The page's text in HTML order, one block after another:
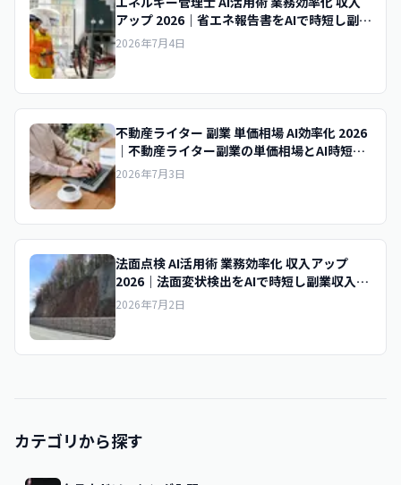
アップ 2026｜省エネ報告書をAIで時短し副業
収入を底上げする実践術
2026年7月4日
不動産ライター 副業 単価相場 AI効率化 2026
｜不動産ライター副業の単価相場とAI時短で
時給を上げるコツ
2026年7月3日
法面点検 AI活用術 業務効率化 収入アップ
2026｜法面変状検出をAIで時短し副業収入を
底上げする実践術
2026年7月2日
カテゴリから探す